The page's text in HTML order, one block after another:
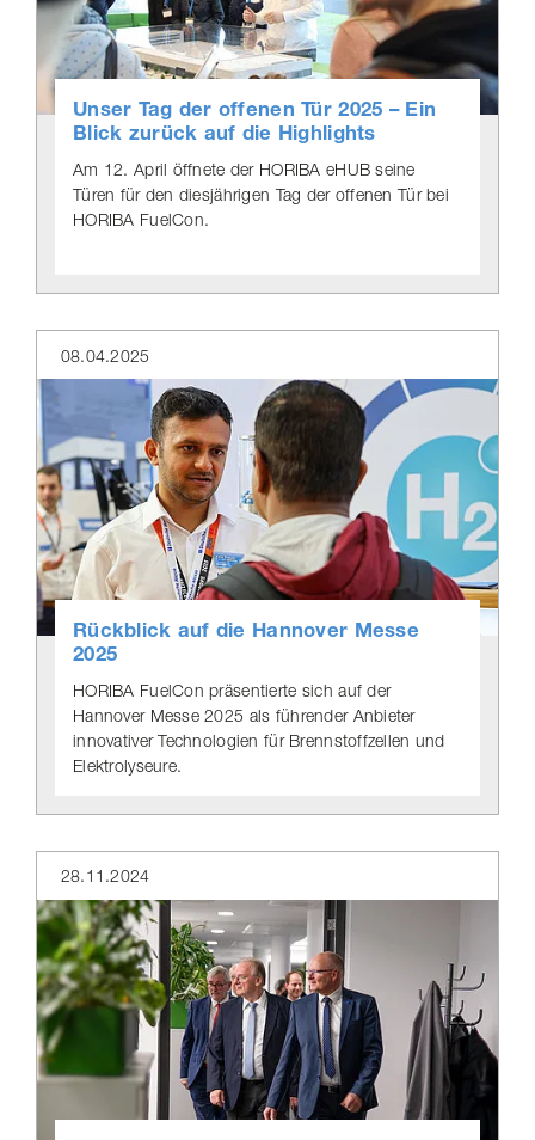
Unser Tag der offenen Tür 2025 – Ein
Blick zurück auf die High­lights
Am 12. April öffnete der HORIBA eHUB seine
Türen für den diesjährigen Tag der offenen Tür bei
HORIBA FuelCon.
08.04.2025
Rückblick auf die Hannover Messe
2025
HORIBA FuelCon präsentierte sich auf der
Hannover Messe 2025 als führender Anbieter
innovativer Technologien für Brenn­stoff­zellen und
Elektrolyseure.
28.11.2024